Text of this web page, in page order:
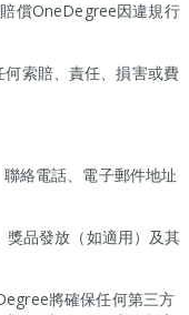
償OneDegree因違規行
索賠、責任、損害或費
絡電話、電子郵件地址
品發放（如適用）及其
將確保任何第三方